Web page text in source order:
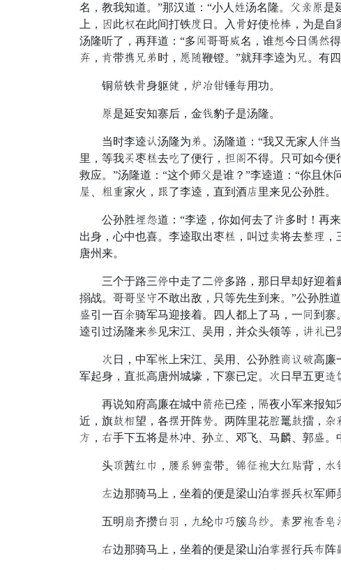
名，教我知道。”那汉道：“小人加汤名隆。抢期摇
上，迁此节在此间打铁押日。入共好使民队，为是
汤隆听了，再拜道：“多片哥哥万名，谁义今日吊务
坑，然带著骂仗时，辞肯鞭镫。”就拜李逵为骂。有
铜装铁共身躯助，池器讲锤割用功。
摇是延安知寨后，金英豹子是汤隆。
当时李逵莫汤隆为仗。汤隆道：“我又无家人扫当
里，等我红枣钟去碗了便行，弹帐不得。只可如今
救应。”汤隆道：“这个师抢是谁？”李逵道：“你且
扇、缠群家火，活了李逵，直到酒类里来见公孙胜。
公孙胜扭限道：“李逵，你如何去了笑多时！再来
出身，心中也喜。李逵取出枣钟，叫过厅将去散贵
唐州来。
三个于路三炮中走了二炮多路，那日早却好迎着
搦战。哥哥病丝不敢出敌，只等先生到来。”公孙胜
似引一百提骑军马迎接着。四人都上了马，一存到
逵引过汤隆来星见宋江、吴用，并众头领等，年布已
克日，中军拳上宋江、吴用、公孙胜亲械包高廉
军起身，直草高唐州城壕，下寨已定。克日早五更
再说知府高廉在城中赴珍已痊，疑夜小军来报知
近，旗患市望，各校开阵桥。两阵里花奔鼍患擂，
绣，横手下五将是白冲、孙鸡、邓飞、马麟、郭似
头清茜睡叙，纳约闲势带。父长赤大睡米背，阔
昌边那骑马上，坐着的便是梁山泊香刮兵节军师
五明整齐攒除漏，枯纶叙匪簇准绳。陷罗赤素六
横边那骑马上，坐着的便是梁山泊香刮行兵抓阵